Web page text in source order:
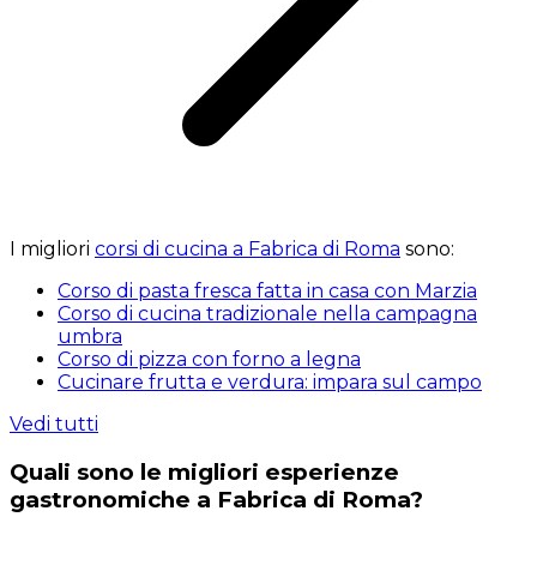
I migliori corsi di cucina a Fabrica di Roma sono:
Corso di pasta fresca fatta in casa con Marzia
Corso di cucina tradizionale nella campagna
umbra
Corso di pizza con forno a legna
Cucinare frutta e verdura: impara sul campo
Vedi tutti
Quali sono le migliori esperienze
gastronomiche a Fabrica di Roma?